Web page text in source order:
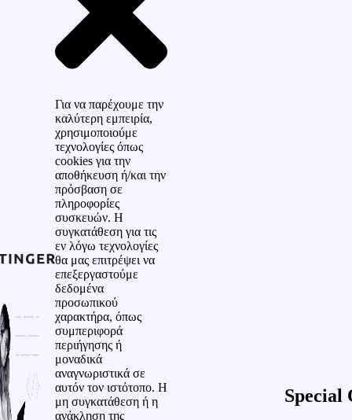
Για να παρέχουμε την
καλύτερη εμπειρία,
χρησιμοποιούμε
τεχνολογίες όπως
cookies για την
αποθήκευση ή/και την
πρόσβαση σε
πληροφορίες
συσκευών. Η
συγκατάθεση για τις
εν λόγω τεχνολογίες
θα μας επιτρέψει να
επεξεργαστούμε
δεδομένα
προσωπικού
χαρακτήρα, όπως
συμπεριφορά
περιήγησης ή
μοναδικά
αναγνωριστικά σε
αυτόν τον ιστότοπο. Η
μη συγκατάθεση ή η
ανάκληση της
Special